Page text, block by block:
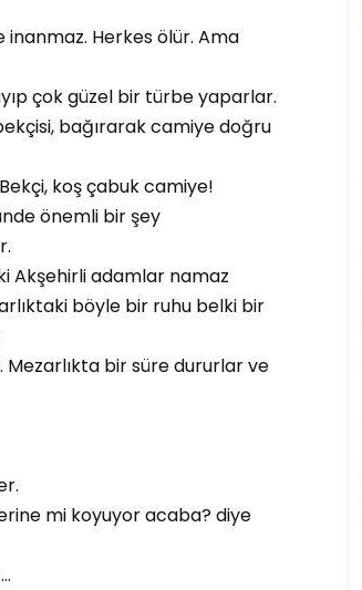
Herkes ölür. Ama
çok güzel bir türbe yaparlar.
bağırarak camiye doğru
koş çabuk camiye!
önemli bir şey
Akşehirli adamlar namaz
böyle bir ruhu belki bir
bir süre dururlar ve
mi koyuyor acaba? diye